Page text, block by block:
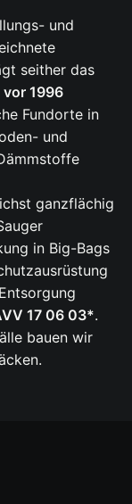
und
seither das
vor 1996
Fundorte in
und
ganzflächig
in Big-Bags
17 06 03*.
bauen wir